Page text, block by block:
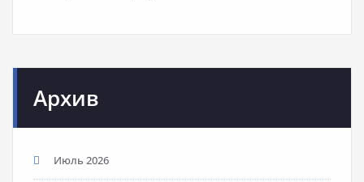
Архив
Июль 2026